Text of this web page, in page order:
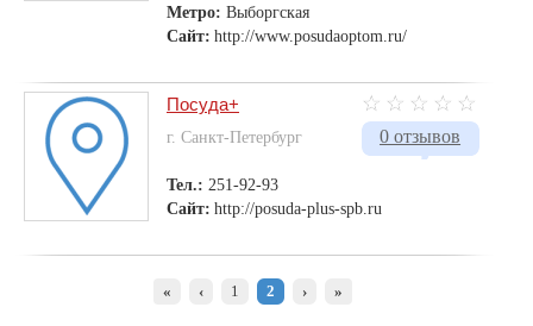
Метро: Выборгская
Сайт: http://www.posudaoptom.ru/
0 отзывов
Посуда+
г. Санкт-Петербург
Тел.: 251-92-93
Сайт: http://posuda-plus-spb.ru
« ‹ 1 2 › »